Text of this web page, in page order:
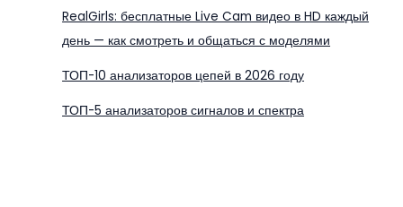
RealGirls: бесплатные Live Cam видео в HD каждый
день — как смотреть и общаться с моделями
ТОП-10 анализаторов цепей в 2026 году
ТОП-5 анализаторов сигналов и спектра